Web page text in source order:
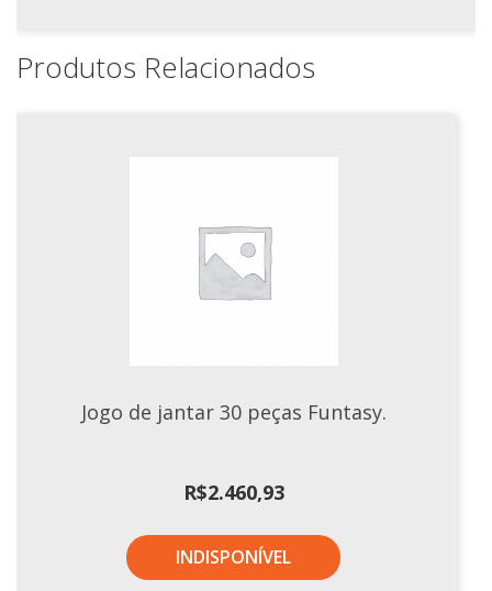
Produtos Relacionados
Jogo de jantar 30 peças Funtasy.
R$2.460,93
INDISPONÍVEL